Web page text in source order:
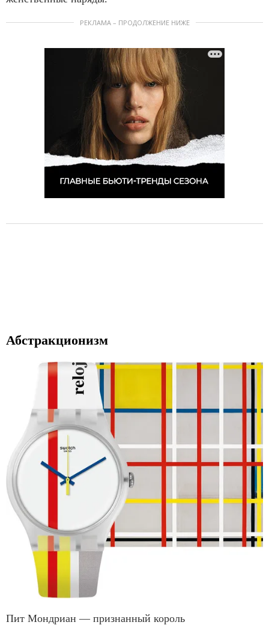
РЕКЛАМА – ПРОДОЛЖЕНИЕ НИЖЕ
Абстракционизм
Пит Мондриан — признанный король